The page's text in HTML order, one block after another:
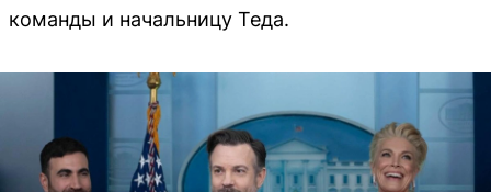
команды и начальницу Теда.